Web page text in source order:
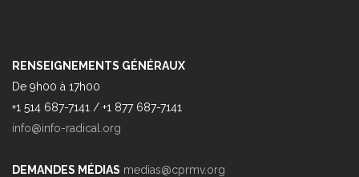
RENSEIGNEMENTS GÉNÉRAUX
De 9h00 à 17h00
+1 514 687-7141 / +1 877 687-7141
info@info-radical.org
DEMANDES MÉDIAS medias@cprmv.org